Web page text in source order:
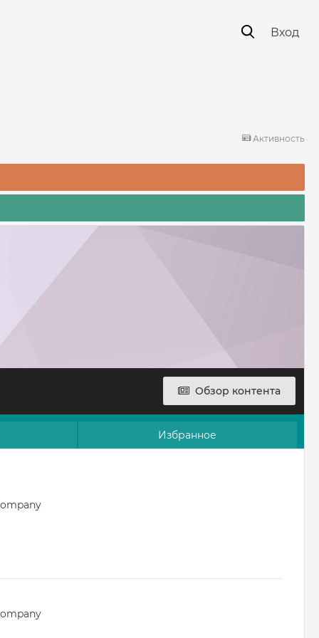
Вход
Активность
Обзор контента
Избранное